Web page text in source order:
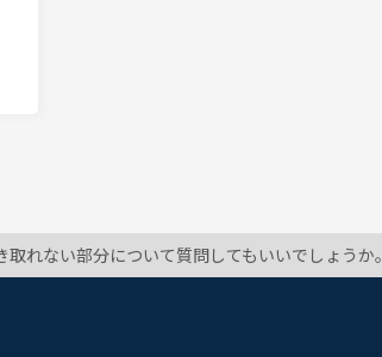
れない部分について質問してもいいでしょうか。